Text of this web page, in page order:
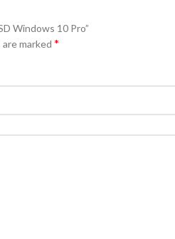
Windows 10 Pro”
marked *